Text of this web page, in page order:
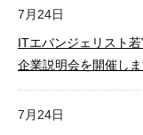
7月24日
ITエバンジェリスト
企業説明会を開催しま
7月24日